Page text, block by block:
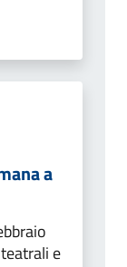
a
e